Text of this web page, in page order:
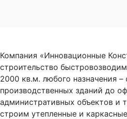
Компания «Инновационные
строительство
2000 кв.м. любого назначения –
производственных зданий до
административных объектов и
строим утепленные и